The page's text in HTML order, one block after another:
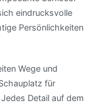
eindrucksvolle
Persönlichkeiten
Wege und
für
Detail auf dem